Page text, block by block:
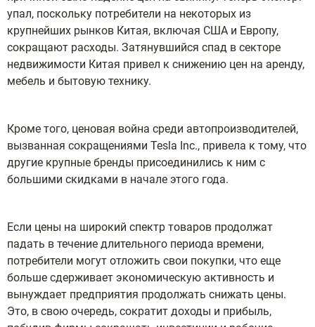
упал, поскольку потребители на некоторых из
крупнейших рынков Китая, включая США и Европу,
сокращают расходы. Затянувшийся спад в секторе
недвижимости Китая привел к снижению цен на аренду,
мебель и бытовую технику.
Кроме того, ценовая война среди автопроизводителей,
вызванная сокращениями Tesla Inc., привела к тому, что
другие крупные бренды присоединились к ним с
большими скидками в начале этого года.
Если цены на широкий спектр товаров продолжат
падать в течение длительного периода времени,
потребители могут отложить свои покупки, что еще
больше сдерживает экономическую активность и
вынуждает предприятия продолжать снижать цены.
Это, в свою очередь, сократит доходы и прибыль,